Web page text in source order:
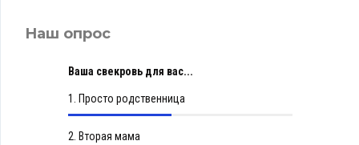
Наш опрос
Ваша свекровь для вас...
1. Просто родственница
2. Вторая мама